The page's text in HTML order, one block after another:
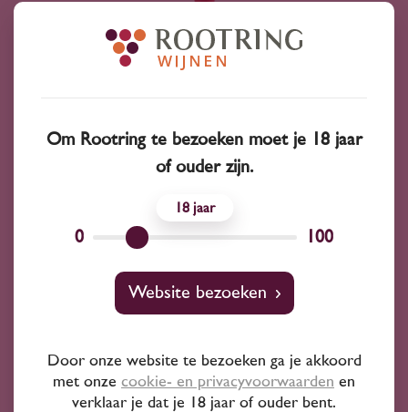
Cave de Tain Première Note Syrah 2023
10 50
Syrah
Cave de Tain
Om Rootring te bezoeken moet je 18 jaar
of ouder zijn.
0
18
100
Website bezoeken
Door onze website te bezoeken ga je akkoord
met onze cookie- en privacyvoorwaarden en
verklaar je dat je 18 jaar of ouder bent.